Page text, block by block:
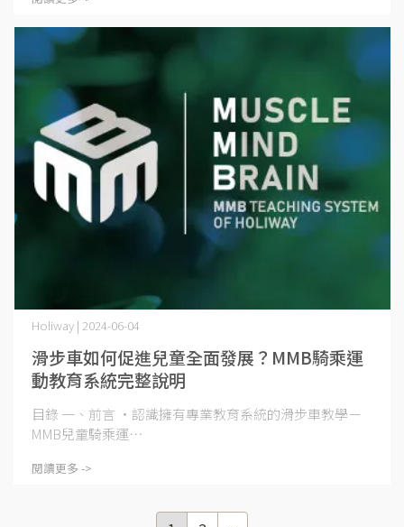
滑步車如何促進兒童全面發展？MMB騎乘運
動教育系統完整說明
Holiway | 2024-06-04
目錄 一、前言 ・認識擁有專業教育系統的滑步車教學－
MMB兒童騎乘運⋯
閱讀更多 ->